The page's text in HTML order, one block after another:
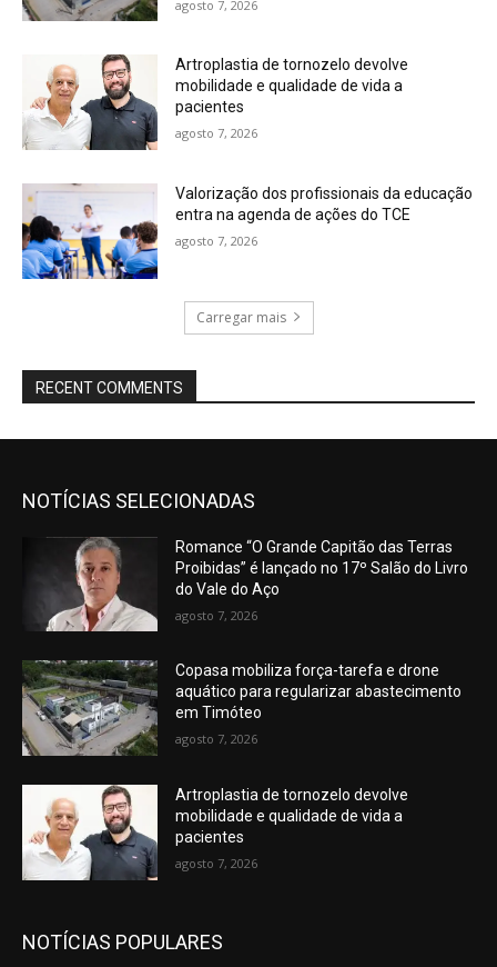
agosto 7, 2026
Artroplastia de tornozelo devolve
mobilidade e qualidade de vida a
pacientes
agosto 7, 2026
Valorização dos profissionais da educação
entra na agenda de ações do TCE
agosto 7, 2026
Carregar mais
RECENT COMMENTS
NOTÍCIAS SELECIONADAS
Romance “O Grande Capitão das Terras
Proibidas” é lançado no 17º Salão do Livro
do Vale do Aço
agosto 7, 2026
Copasa mobiliza força-tarefa e drone
aquático para regularizar abastecimento
em Timóteo
agosto 7, 2026
Artroplastia de tornozelo devolve
mobilidade e qualidade de vida a
pacientes
agosto 7, 2026
NOTÍCIAS POPULARES